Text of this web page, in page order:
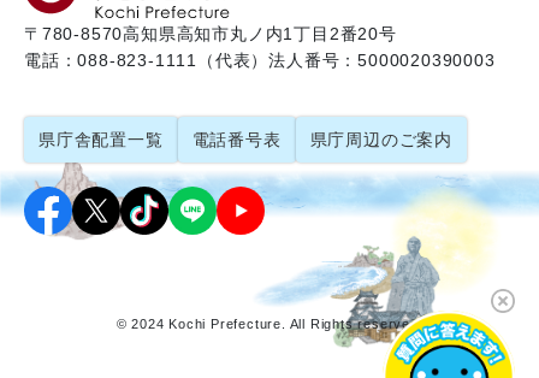
〒780-8570高知県高知市丸ノ内1丁目2番20号
電話：088-823-1111（代表）法人番号：5000020390003
県庁舎配置一覧 電話番号表 県庁周辺のご案内
© 2024 Kochi Prefecture. All Rights reserved.